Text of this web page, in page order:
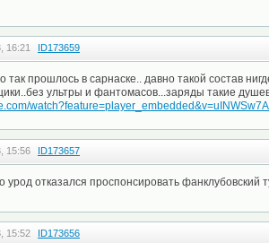
16:21 ID173659
прошлось в сарнаске.. давно такой состав
ультры и фантомасов...заряды такие
15:56 ID173657
урод отказался проспонсировать фанклубовский
15:52 ID173656